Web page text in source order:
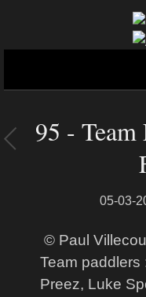
95 -
05-03-
© Paul
Team paddlers
Preez, Luke